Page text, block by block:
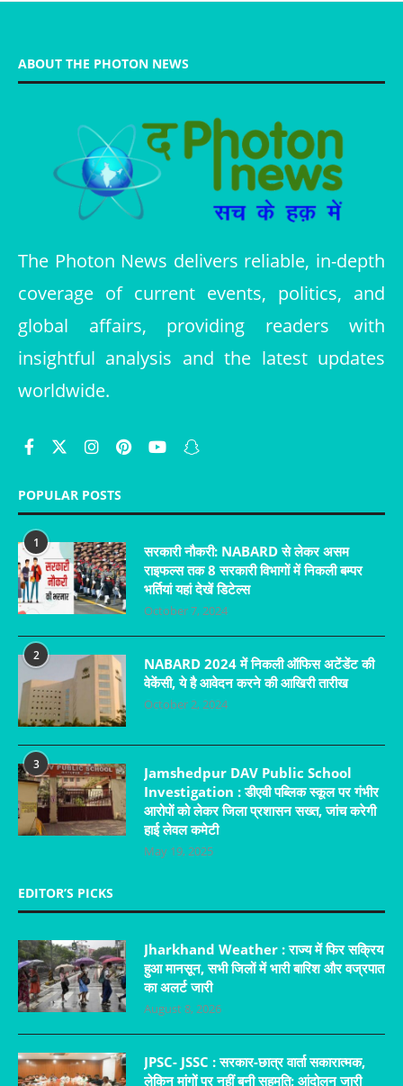
ABOUT THE PHOTON NEWS
The Photon News delivers reliable, in-depth
coverage of current events, politics, and
global affairs, providing readers with
insightful analysis and the latest updates
worldwide.
POPULAR POSTS
1
सरकारी नौकरी: NABARD से लेकर असम
राइफल्स तक 8 सरकारी विभागों में निकली बम्पर
भर्तियां यहां देखें डिटेल्स
October 7, 2024
2
NABARD 2024 में निकली ऑफिस अटेंडेंट की
वेकेंसी, ये है आवेदन करने की आखिरी तारीख
October 2, 2024
3
Jamshedpur DAV Public School
Investigation : डीएवी पब्लिक स्कूल पर गंभीर
आरोपों को लेकर जिला प्रशासन सख्त, जांच करेगी
हाई लेवल कमेटी
May 19, 2025
EDITOR’S PICKS
Jharkhand Weather : राज्य में फिर सक्रिय
हुआ मानसून, सभी जिलों में भारी बारिश और वज्रपात
का अलर्ट जारी
August 8, 2026
JPSC- JSSC : सरकार-छात्र वार्ता सकारात्मक,
लेकिन मांगों पर नहीं बनी सहमति; आंदोलन जारी